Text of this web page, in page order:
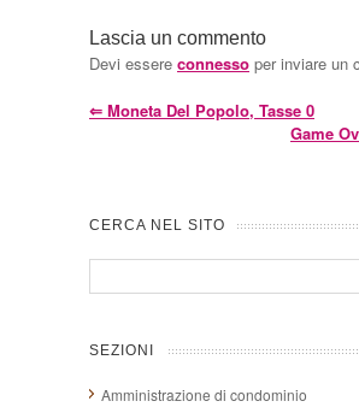
Lascia un commento
Devi essere connesso per inviare un
⇐ Moneta Del Popolo, Tasse 0
Game
CERCA NEL SITO
SEZIONI
Amministrazione di condominio